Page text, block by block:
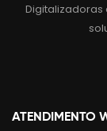
Digitalizadoras
ATENDIMENTO